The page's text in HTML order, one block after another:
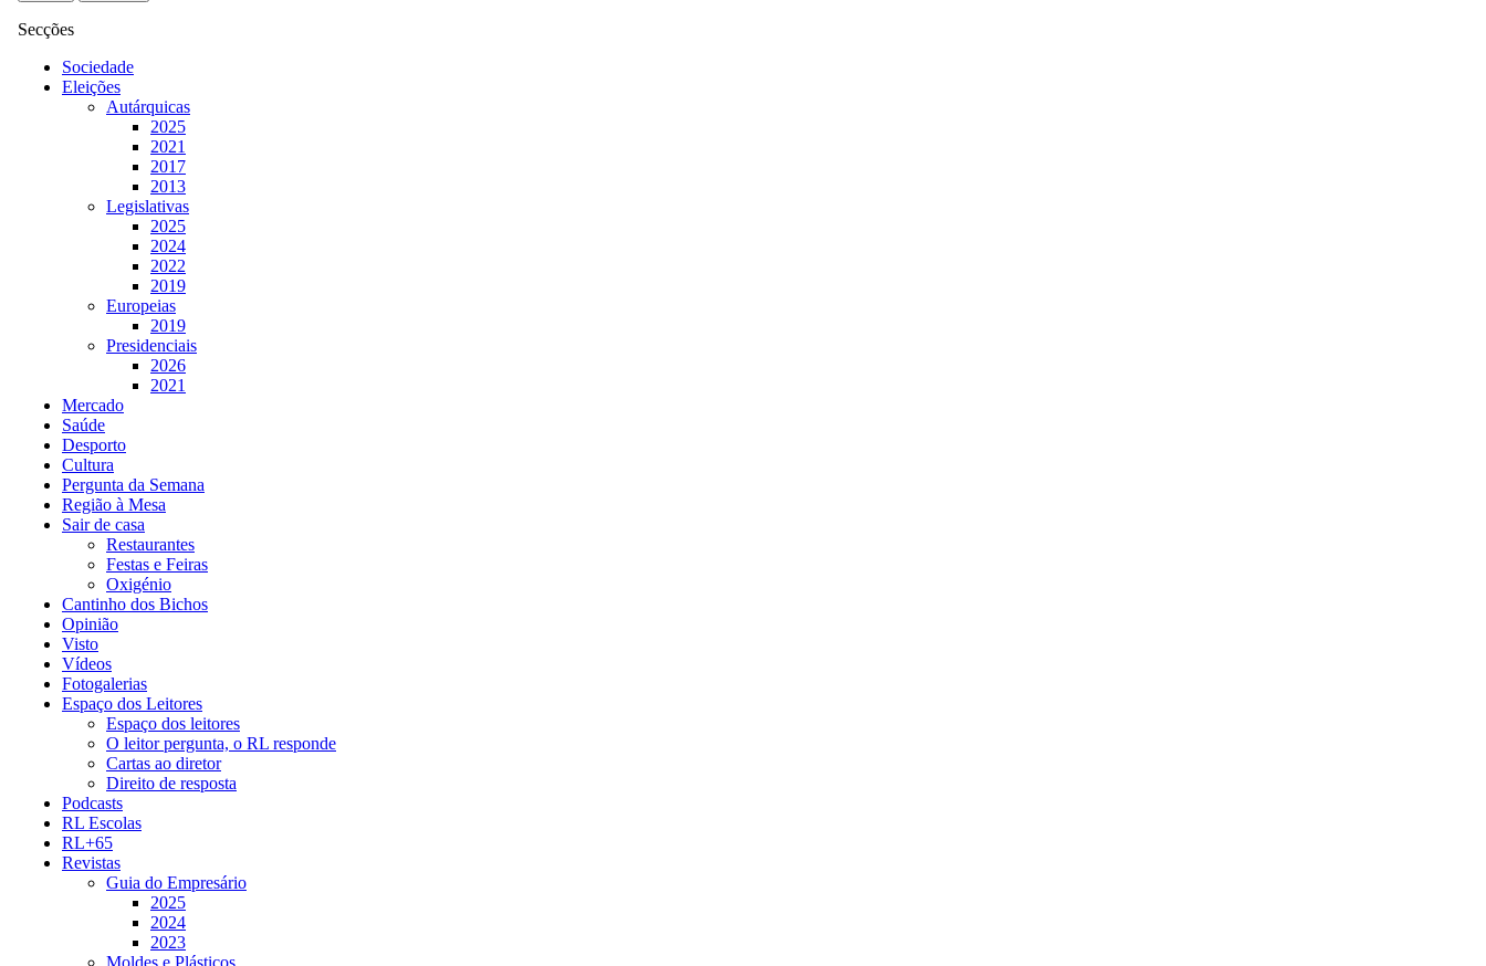
Secções
Sociedade
Eleições
Autárquicas
2025
2021
2017
2013
Legislativas
2025
2024
2022
2019
Europeias
2019
Presidenciais
2026
2021
Mercado
Saúde
Desporto
Cultura
Pergunta da Semana
Região à Mesa
Sair de casa
Restaurantes
Festas e Feiras
Oxigénio
Cantinho dos Bichos
Opinião
Visto
Vídeos
Fotogalerias
Espaço dos Leitores
Espaço dos leitores
O leitor pergunta, o RL responde
Cartas ao diretor
Direito de resposta
Podcasts
RL Escolas
RL+65
Revistas
Guia do Empresário
2025
2024
2023
Moldes e Plásticos